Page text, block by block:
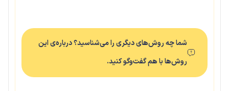
شما چه روش‌های دیگری را می‌شناسید؟ درباره‌ی این
روش‌ها با هم گفت‌وگو کنید.